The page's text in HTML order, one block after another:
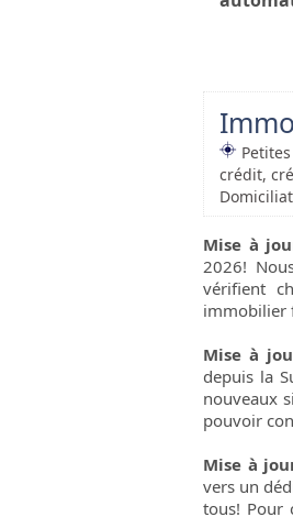
crédit,
Mise à
2026!
vérifient
immobilier
Mise à
depuis la
nouveaux
pouvoir
Mise à
vers un
tous! Pour